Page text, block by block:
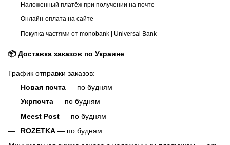
Наложенный платёж при получении на почте
Онлайн-оплата на сайте
Покупка частями от monobank | Universal Bank
📦 Доставка заказов по Украине
График отправки заказов:
Новая почта — по будням
Укрпочта — по будням
Meest Post — по будням
ROZETKA — по будням